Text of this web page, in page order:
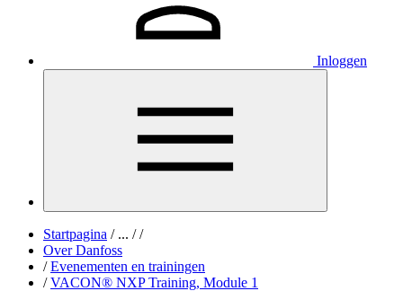
Inloggen
Startpagina /... / /
Over Danfoss
/ Evenementen en trainingen
/ VACON® NXP Training, Module 1